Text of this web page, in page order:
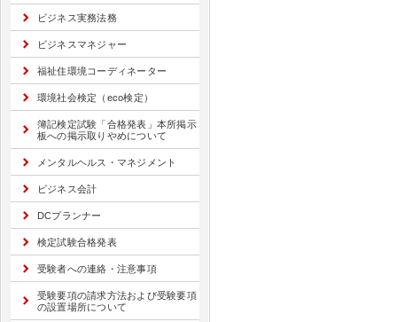
ビジネス実務法務
ビジネスマネジャー
福祉住環境コーディネーター
環境社会検定（eco検定）
簿記検定試験「合格発表」本所掲示
板への掲示取りやめについて
メンタルヘルス・マネジメント
ビジネス会計
DCプランナー
検定試験合格発表
受験者への連絡・注意事項
受験要項の請求方法および受験要項
の設置場所について